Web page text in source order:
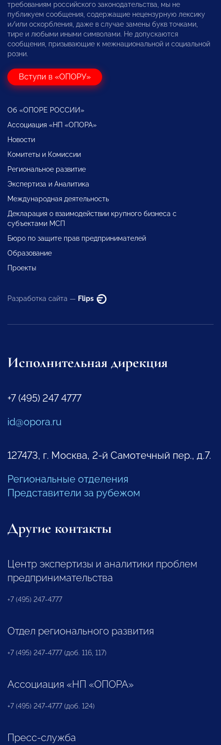
требованиям российского законодательства, мы не
публикуем сообщения, содержащие нецензурную лексику
и/или оскорбления, даже в случае замены букв точками,
тире и любыми иными символами. Не допускаются
сообщения, призывающие к межнациональной и социальной
розни.
Вступи в «ОПОРУ»
Об «ОПОРЕ РОССИИ»
Ассоциация «НП «ОПОРА»
Новости
Комитеты и Комиссии
Региональное развитие
Экспертиза и Аналитика
Международная деятельность
Декларация о взаимодействии крупного бизнеса с
субъектами МСП
Бюро по защите прав предпринимателей
Образование
Проекты
Разработка сайта — Flips
Исполнительная дирекция
+7 (495) 247 4777
id@opora.ru
127473, г. Москва, 2-й Самотечный пер., д.7.
Региональные отделения
Представители за рубежом
Другие контакты
Центр экспертизы и аналитики проблем
предпринимательства
+7 (495) 247-4777
Отдел регионального развития
+7 (495) 247-4777 (доб. 116, 117)
Ассоциация «НП «ОПОРА»
+7 (495) 247-4777 (доб. 124)
Пресс-служба